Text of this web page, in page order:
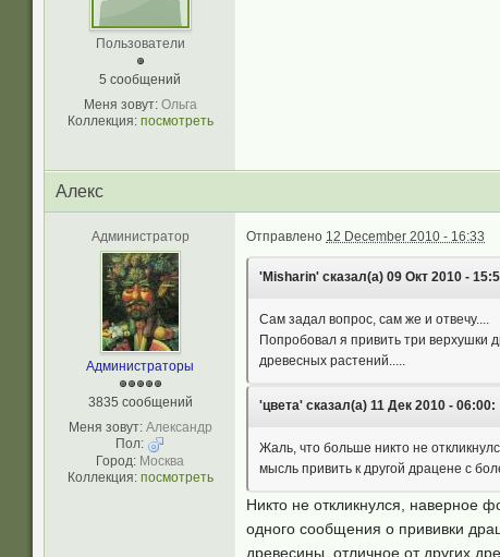
Пользователи
5 сообщений
Меня зовут: Ольга
Коллекция: посмотреть
Aлекc
Администратор
Администраторы
3835 сообщений
Меня зовут: Александр
Пол:
Город: Москва
Коллекция: посмотреть
Отправлено 12 December 2010 - 16:33
'Misharin' сказал(а) 09 Окт 2010 -
Сам задал вопрос, сам же и отвечу....
Попробовал я привить три верхушки
древесных растений.....
'цвета' сказал(а) 11 Дек 2010 - 06:00:
Жаль, что больше никто не
мысль привить к другой драцене с
Никто не откликнулся, наверное
одного сообщения о прививки
древесины, отличное от других